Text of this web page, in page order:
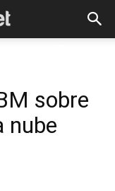
sobre
nube